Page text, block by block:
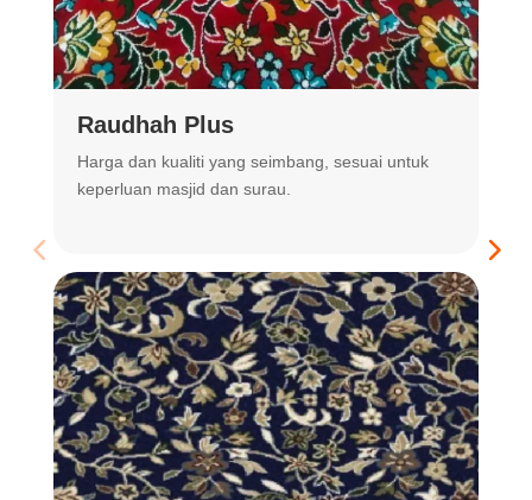
Raudhah Plus
Harga dan kualiti yang seimbang, sesuai untuk
keperluan masjid dan surau.